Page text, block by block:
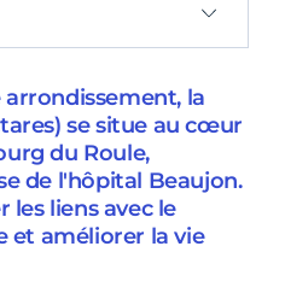
la
se situe au cœur
du Roule,
de l'hôpital Beaujon.
les liens avec le
et améliorer la vie